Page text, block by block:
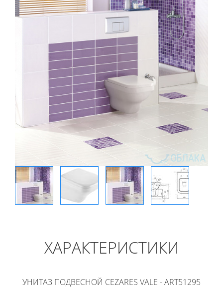
ХАРАКТЕРИСТИКИ
УНИТАЗ ПОДВЕСНОЙ CEZARES VALE - ART51295